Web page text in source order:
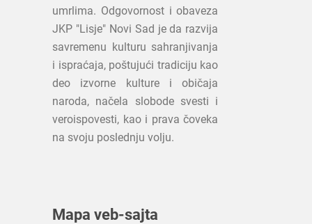
umrlima. Odgovornost i obaveza
JKP "Lisje" Novi Sad je da razvija
savremenu kulturu sahranjivanja
i ispraćaja, poštujući tradiciju kao
deo izvorne kulture i običaja
naroda, načela slobode svesti i
veroispovesti, kao i prava čoveka
na svoju poslednju volju.
Mapa veb-sajta